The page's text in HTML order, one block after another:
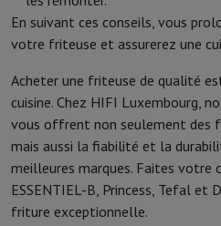
En suivant ces conseils, vous
votre friteuse et assurerez une
Acheter une friteuse de qualité
cuisine. Chez HIFI Luxembourg,
vous offrent non seulement des
mais aussi la fiabilité et la
meilleures marques. Faites votre
ESSENTIEL-B, Princess, Tefal et
friture exceptionnelle.